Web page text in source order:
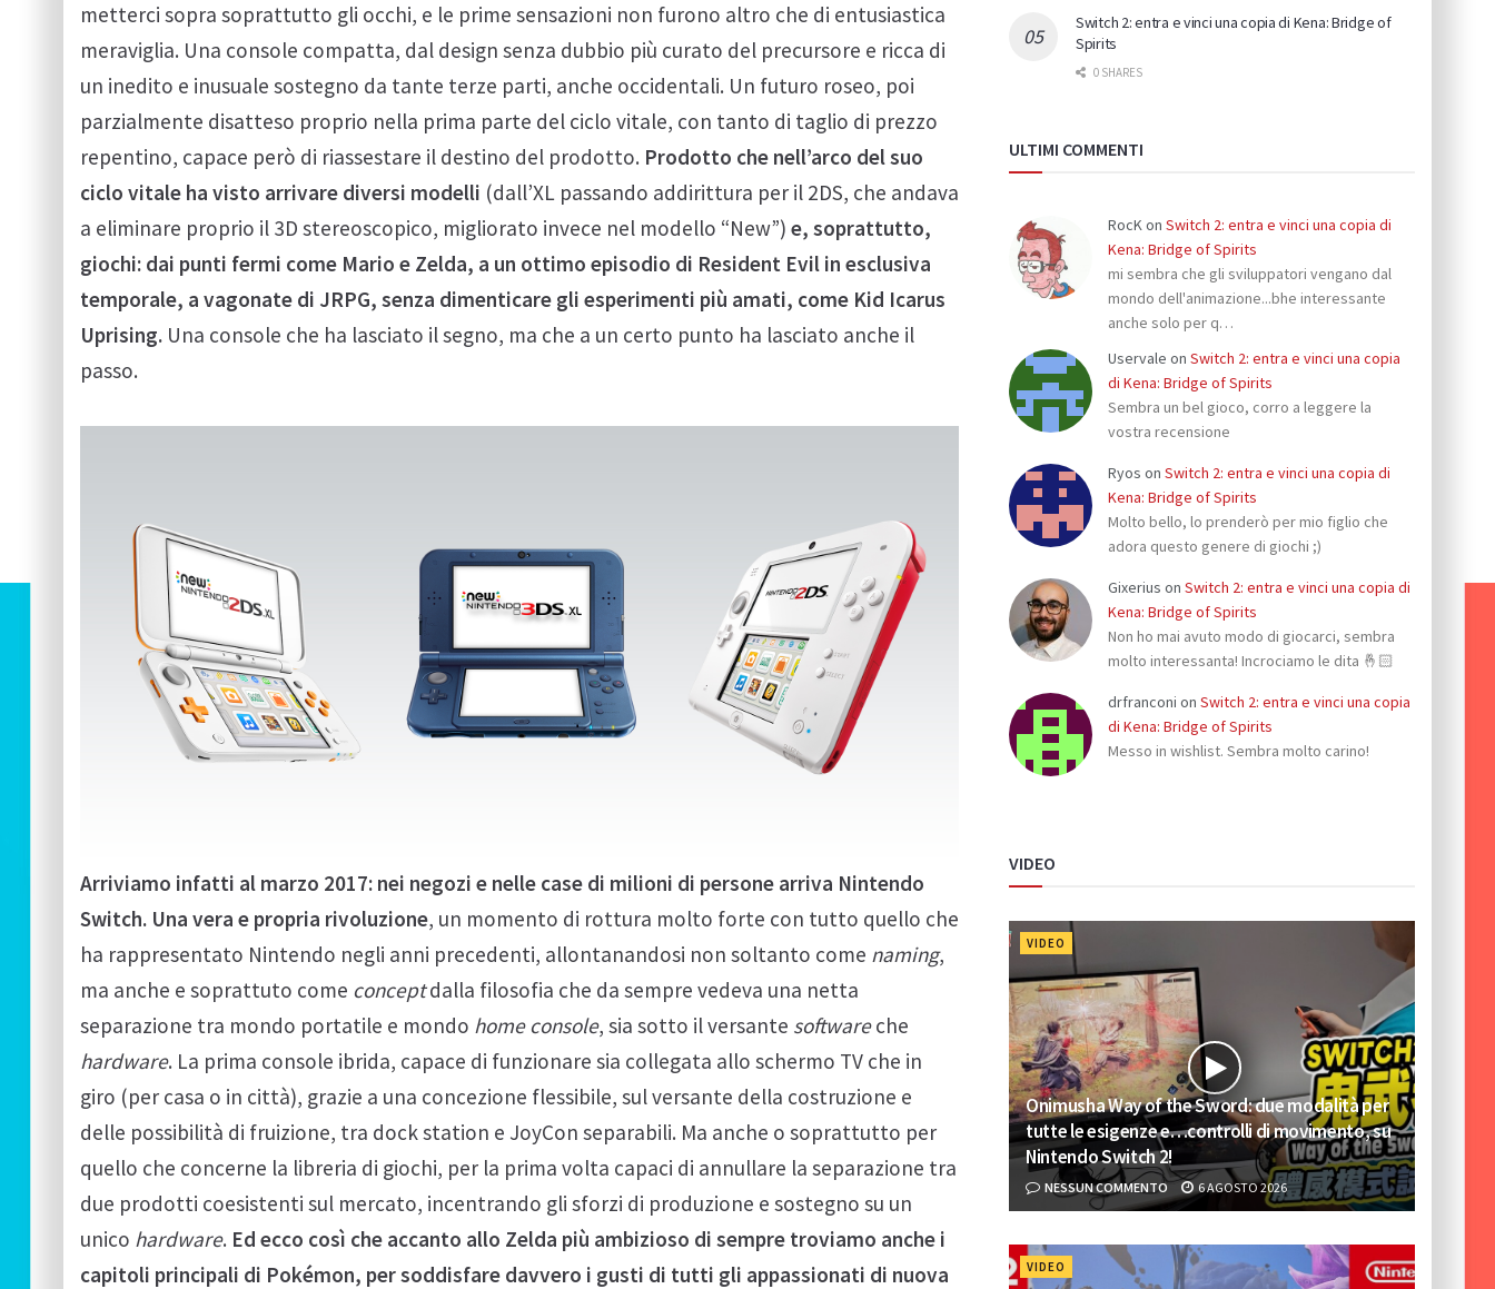
metterci sopra soprattutto gli occhi, e le prime sensazioni non furono altro che di entusiastica
meraviglia. Una console compatta, dal design senza dubbio più curato del precursore e ricca di
un inedito e inusuale sostegno da tante terze parti, anche occidentali. Un futuro roseo, poi
parzialmente disatteso proprio nella prima parte del ciclo vitale, con tanto di taglio di prezzo
repentino, capace però di riassestare il destino del prodotto. Prodotto che nell’arco del suo
ciclo vitale ha visto arrivare diversi modelli (dall’XL passando addirittura per il 2DS, che andava
a eliminare proprio il 3D stereoscopico, migliorato invece nel modello “New”) e, soprattutto,
giochi: dai punti fermi come Mario e Zelda, a un ottimo episodio di Resident Evil in esclusiva
temporale, a vagonate di JRPG, senza dimenticare gli esperimenti più amati, come Kid Icarus
Uprising. Una console che ha lasciato il segno, ma che a un certo punto ha lasciato anche il
passo.
Arriviamo infatti al marzo 2017: nei negozi e nelle case di milioni di persone arriva Nintendo
Switch. Una vera e propria rivoluzione, un momento di rottura molto forte con tutto quello che
ha rappresentato Nintendo negli anni precedenti, allontanandosi non soltanto come naming,
ma anche e soprattuto come conceptdalla filosofia che da sempre vedeva una netta
separazione tra mondo portatile e mondo home console, sia sotto il versante softwareche
hardware. La prima console ibrida, capace di funzionare sia collegata allo schermo TV che in
giro (per casa o in città), grazie a una concezione flessibile, sul versante della costruzione e
delle possibilità di fruizione, tra dock station e JoyCon separabili. Ma anche o soprattutto per
quello che concerne la libreria di giochi, per la prima volta capaci di annullare la separazione tra
due prodotti coesistenti sul mercato, incentrando gli sforzi di produzione e sostegno su un
unico hardware. Ed ecco così che accanto allo Zelda più ambizioso di sempre troviamo anche i
capitoli principali di Pokémon, per soddisfare davvero i gusti di tutti gli appassionati di nuova
Switch 2: entra e vinci una copia di Kena: Bridge of
Spirits
0 SHARES
ULTIMI COMMENTI
RocKon Switch 2: entra e vinci una copia di
Kena: Bridge of Spirits
mi sembra che gli sviluppatori vengano dal
mondo dell'animazione...bhe interessante
anche solo per q…
Uservale on Switch 2: entra e vinci una copia
di Kena: Bridge of Spirits
Sembra un bel gioco, corro a leggere la
vostra recensione
Ryos on Switch 2: entra e vinci una copia di
Kena: Bridge of Spirits
Molto bello, lo prenderò per mio figlio che
adora questo genere di giochi ;)
Gixerius on Switch 2: entra e vinci una copia di
Kena: Bridge of Spirits
Non ho mai avuto modo di giocarci, sembra
molto interessanta! Incrociamo le dita 🤞🏻
drfranconi on Switch 2: entra e vinci una copia
di Kena: Bridge of Spirits
Messo in wishlist. Sembra molto carino!
VIDEO
VIDEO
Onimusha Way of the Sword: due modalità per
tutte le esigenze e…controlli di movimento, su
Nintendo Switch 2!
NESSUN COMMENTO 6 AGOSTO 2026
VIDEO